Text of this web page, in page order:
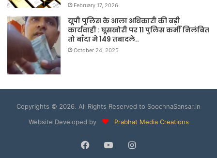
February 17, 2026
यूपी पुलिस के आला अधिकारी की बड़ी
कार्यवाही : घूसखोरी पर 11 पुलिस कर्मी निलंबित
तो बाँदा मे 149 तबादले..
October 24, 2025
Copyrights © 2026. All Rights Reserved to SoochnaSansar.in
Website Developed by
Prabhat Media Creations
Facebook
YouTubeInstagram